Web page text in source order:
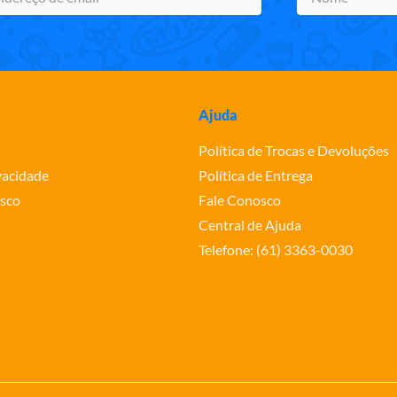
Ajuda
Política de Trocas e Devoluções
Política de Entrega
Fale Conosco
Central de Ajuda
Telefone: (61) 3363-0030